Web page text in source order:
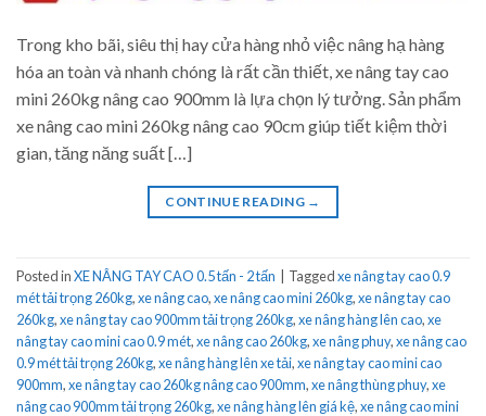
Trong kho bãi, siêu thị hay cửa hàng nhỏ việc nâng hạ hàng
hóa an toàn và nhanh chóng là rất cần thiết, xe nâng tay cao
mini 260kg nâng cao 900mm là lựa chọn lý tưởng. Sản phẩm
xe nâng cao mini 260kg nâng cao 90cm giúp tiết kiệm thời
gian, tăng năng suất […]
CONTINUE READING →
Posted inXE NÂNG TAY CAO 0.5 tấn - 2 tấn Taggedxe nâng tay cao 0.9
mét tải trọng 260kg,xe nâng cao,xe nâng cao mini 260kg,xe nâng tay cao
260kg,xe nâng tay cao 900mm tải trọng 260kg,xe nâng hàng lên cao,xe
nâng tay cao mini cao 0.9 mét,xe nâng cao 260kg,xe nâng phuy,xe nâng cao
0.9 mét tải trọng 260kg,xe nâng hàng lên xe tải,xe nâng tay cao mini cao
900mm,xe nâng tay cao 260kg nâng cao 900mm,xe nâng thùng phuy,xe
nâng cao 900mm tải trọng 260kg,xe nâng hàng lên giá kệ,xe nâng cao mini